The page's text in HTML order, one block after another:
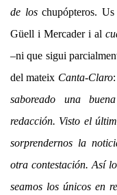
de loschupópteros.
Güell i Mercader i al
–ni que sigui
del mateix Canta-Claro
saboreado una
redacción. Visto el
sorprendernos la
otra contestación. Así
seamos los únicos en